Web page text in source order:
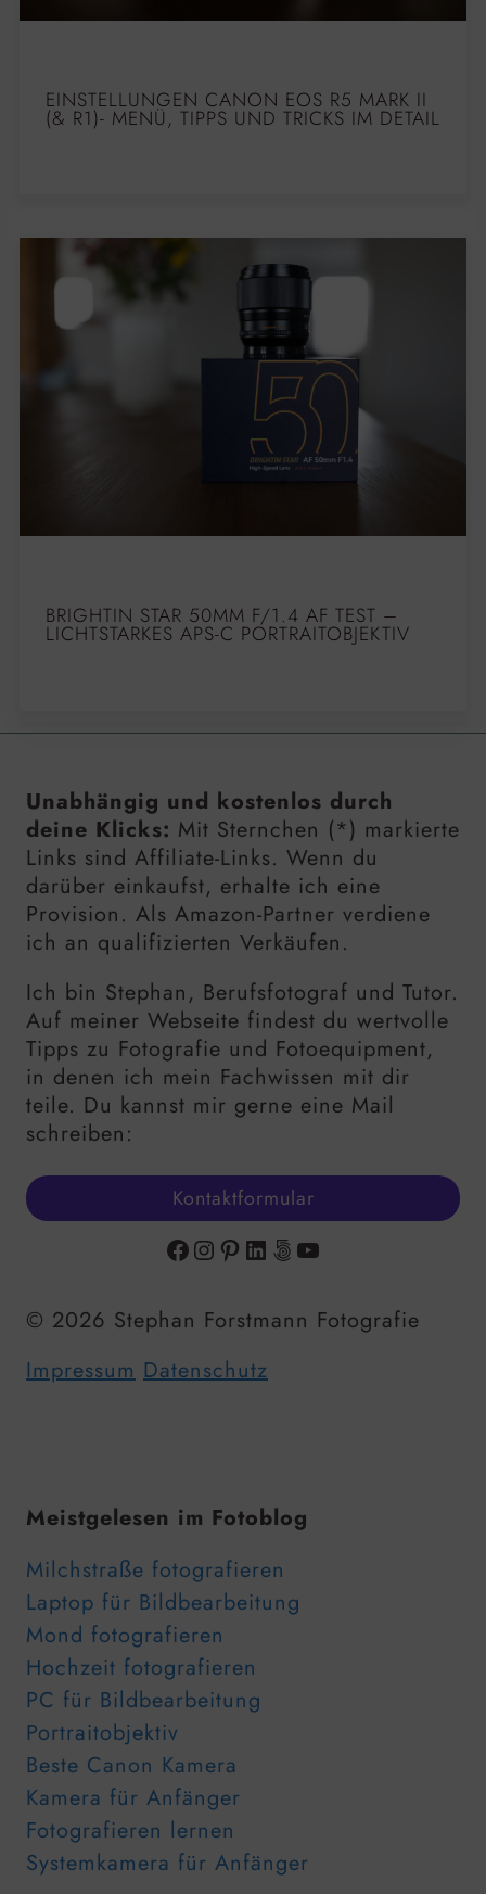
EINSTELLUNGEN CANON EOS R5 MARK II
(& R1)- MENÜ, TIPPS UND TRICKS IM DETAIL
BRIGHTIN STAR 50MM F/1.4 AF TEST –
LICHTSTARKES APS-C PORTRAITOBJEKTIV
Unabhängig und kostenlos durch
deine Klicks: Mit Sternchen (*) markierte
Links sind Affiliate-Links. Wenn du
darüber einkaufst, erhalte ich eine
Provision. Als Amazon-Partner verdiene
ich an qualifizierten Verkäufen.
Ich bin Stephan, Berufsfotograf und Tutor.
Auf meiner Webseite findest du wertvolle
Tipps zu Fotografie und Fotoequipment,
in denen ich mein Fachwissen mit dir
teile. Du kannst mir gerne eine Mail
schreiben:
Kontaktformular
Facebook
Instagram
Pinterest
LinkedIn
500px
YouTube
© 2026 Stephan Forstmann Fotografie
Impressum Datenschutz
Meistgelesen im Fotoblog
Milchstraße fotografieren
Laptop für Bildbearbeitung
Mond fotografieren
Hochzeit fotografieren
PC für Bildbearbeitung
Portraitobjektiv
Beste Canon Kamera
Kamera für Anfänger
Fotografieren lernen
Systemkamera für Anfänger